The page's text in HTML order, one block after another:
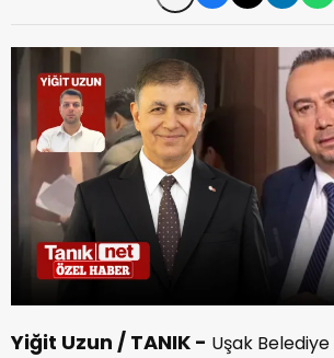
Yiğit Uzun / TANIK - Uşak Belediye